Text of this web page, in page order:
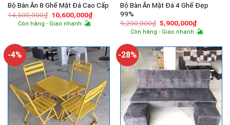
Bộ Bàn Ăn 8 Ghế Mặt Đá Cao Cấp
14,500,000₫ Giá
gốc
là:
10,600,000₫Giá
hiện
Còn hàng - Giao nhanh
Bộ Bàn Ăn Mặt Đá 4 Ghế Đẹp
99%
9,200,000₫ Giá
gốc
là:
5,900,000₫Giá
hiện
tại
Còn hàng - Giao nhanh
-4% -28%